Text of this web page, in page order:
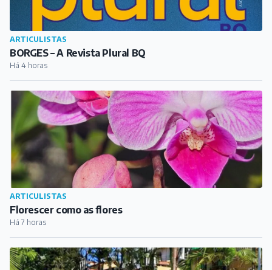
ARTICULISTAS
BORGES – A Revista Plural BQ
Há 4 horas
ARTICULISTAS
Florescer como as flores
Há 7 horas